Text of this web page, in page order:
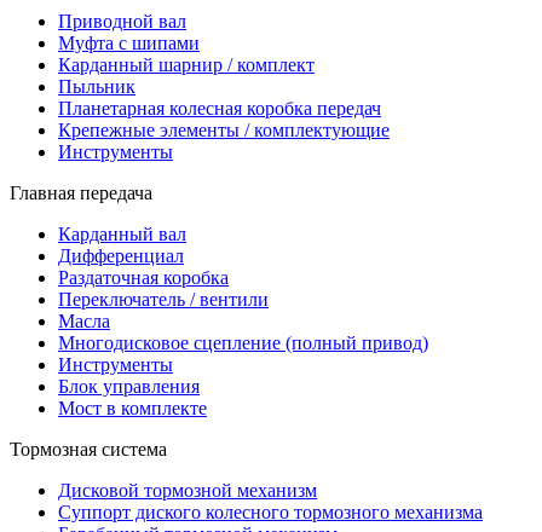
Приводной вал
Муфта с шипами
Карданный шарнир / комплект
Пыльник
Планетарная колесная коробка передач
Крепежные элементы / комплектующие
Инструменты
Главная передача
Карданный вал
Дифференциал
Раздаточная коробка
Переключатель / вентили
Масла
Многодисковое сцепление (полный привод)
Инструменты
Блок управления
Мост в комплекте
Тормозная система
Дисковой тормозной механизм
Суппорт диского колесного тормозного механизма